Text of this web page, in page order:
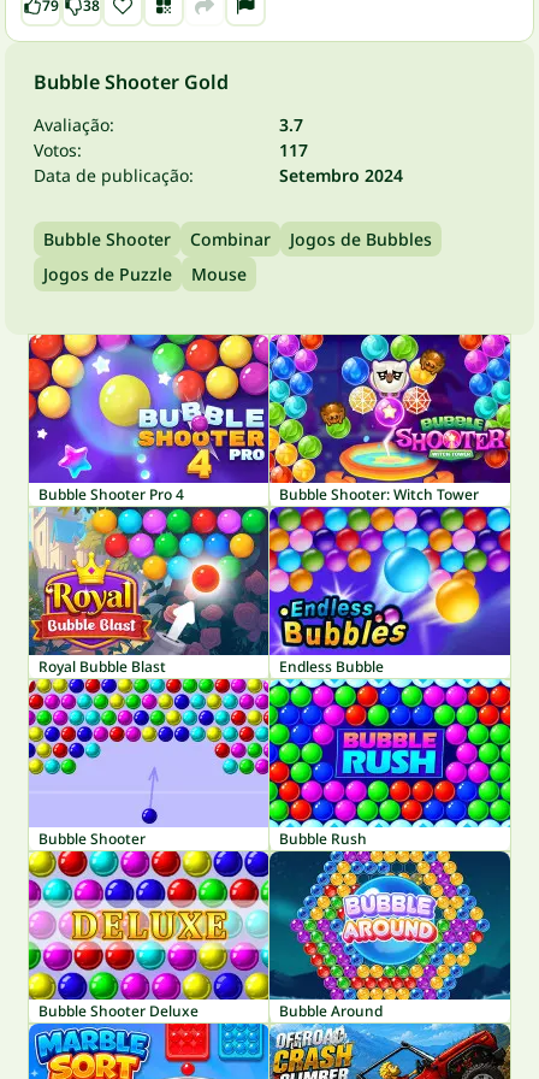
79 38
Bubble Shooter Gold
Avaliação:
3.7
Votos:
117
Data de publicação:
Setembro 2024
Bubble Shooter Combinar
Jogos de Bubbles
Jogos de Puzzle
Mouse
Bubble Shooter Pro 4 Bubble Shooter: Witch Tower
Royal Bubble Blast Endless Bubble
Bubble Shooter Bubble Rush
Bubble Shooter Deluxe Bubble Around